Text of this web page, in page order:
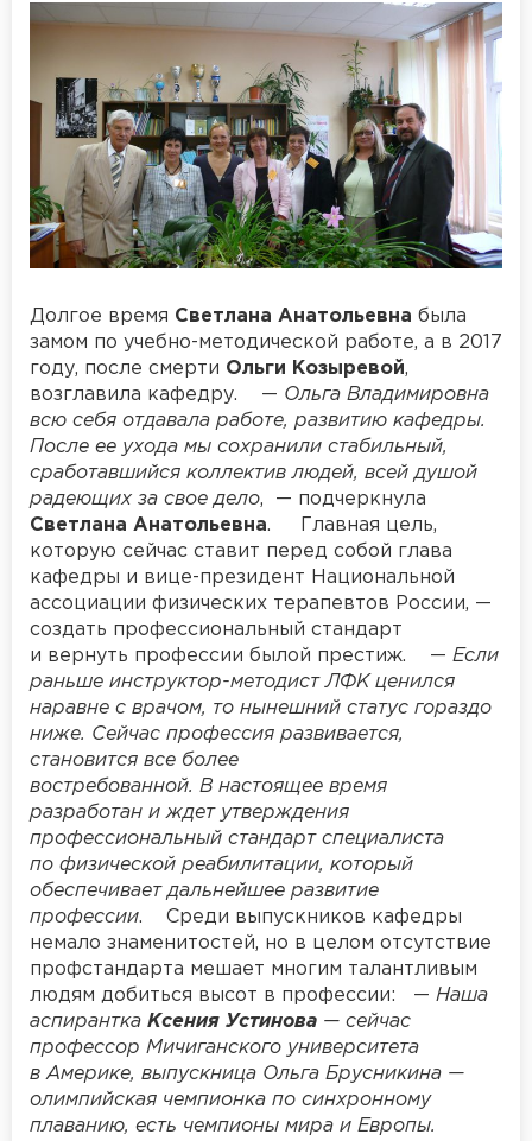
Долгое время Светлана Анатольевна была
замом по учебно-методической работе, а в 2017
году, после смерти Ольги Козыревой,
возглавила кафедру. — Ольга Владимировна
всю себя отдавала работе, развитию кафедры.
После ее ухода мы сохранили стабильный,
сработавшийся коллектив людей, всей душой
радеющих за свое дело, — подчеркнула
Светлана Анатольевна. Главная цель,
которую сейчас ставит перед собой глава
кафедры и вице-президент Национальной
ассоциации физических терапевтов России, —
создать профессиональный стандарт
и вернуть профессии былой престиж. — Если
раньше инструктор-методист ЛФК ценился
наравне с врачом, то нынешний статус гораздо
ниже. Сейчас профессия развивается,
становится все более
востребованной. В настоящее время
разработан и ждет утверждения
профессиональный стандарт специалиста
по физической реабилитации, который
обеспечивает дальнейшее развитие
профессии. Среди выпускников кафедры
немало знаменитостей, но в целом отсутствие
профстандарта мешает многим талантливым
людям добиться высот в профессии: — Наша
аспирантка Ксения Устинова — сейчас
профессор Мичиганского университета
в Америке, выпускница Ольга Брусникина —
олимпийская чемпионка по синхронному
плаванию, есть чемпионы мира и Европы.